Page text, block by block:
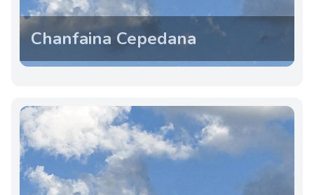
Chanfaina Cepedana